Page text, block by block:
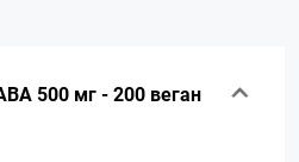
500 мг - 200 веган